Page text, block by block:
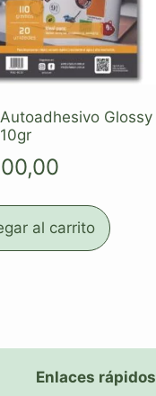
Glossy
al carrito
Enlaces rápidos